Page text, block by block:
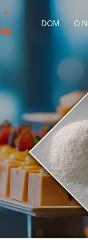
DOM O